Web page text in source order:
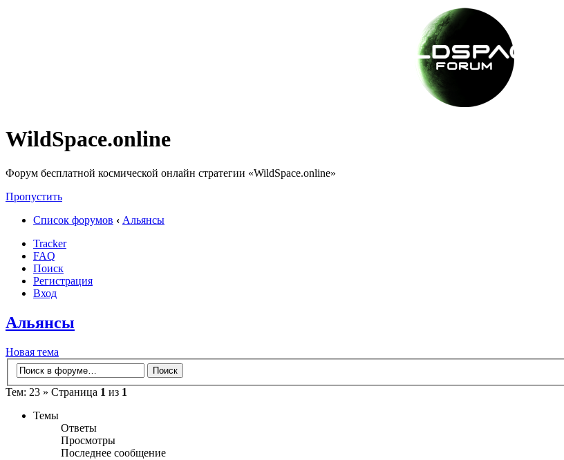
WildSpace.online
Форум бесплатной космической онлайн стратегии «WildSpace.online»
Пропустить
Список форумов ‹ Альянсы
Tracker
FAQ
Поиск
Регистрация
Вход
Альянсы
Новая тема
Тем: 23 » Страница 1 из 1
Темы
Ответы
Просмотры
Последнее сообщение